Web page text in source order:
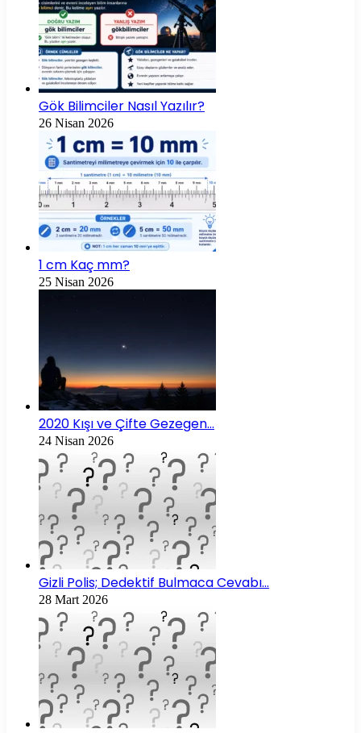
Gök Bilimciler Nasıl Yazılır?
26 Nisan 2026
1 cm Kaç mm?
25 Nisan 2026
2020 Kışı ve Çifte Gezegen…
24 Nisan 2026
Gizli Polis; Dedektif Bulmaca Cevabı…
28 Mart 2026